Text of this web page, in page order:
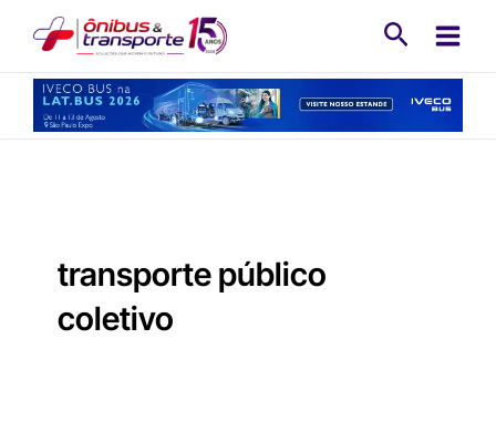
conteúdo
transporte público
coletivo